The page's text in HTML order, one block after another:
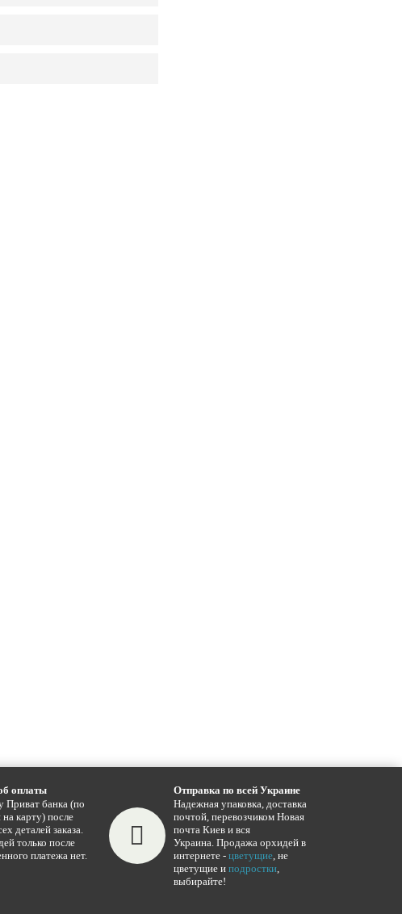
оплаты
Приват банка (по
карту) после
деталей заказа.
только после
платежа нет.
Отправка по всей Украине
Надежная упаковка, доставка
почтой, перевозчиком Новая
почта Киев и вся
Украина. Продажа орхидей в
интернете - цветущие, не
цветущие и подростки,
выбирайте!